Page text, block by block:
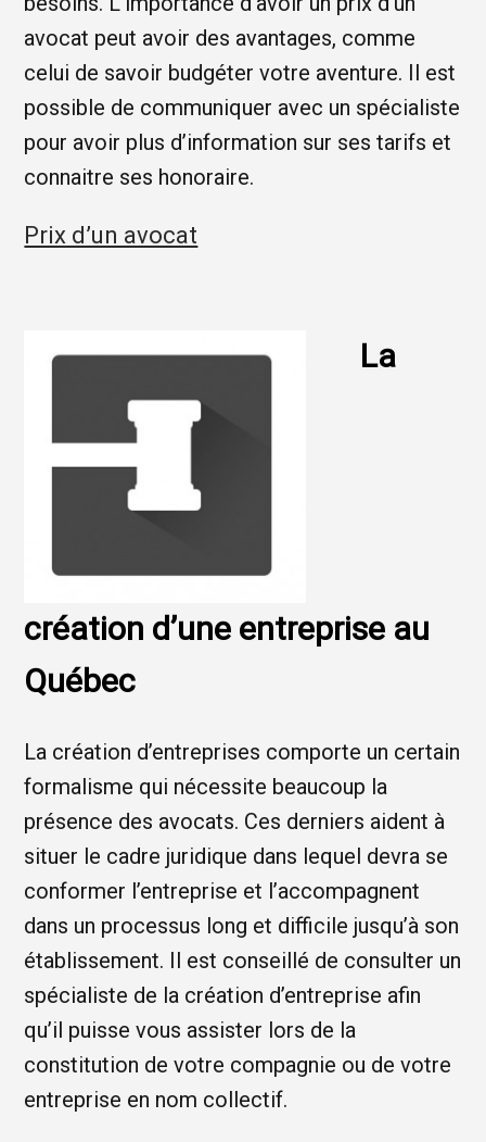
avocat peut avoir des avantages, comme
celui de savoir budgéter votre aventure. Il est
possible de communiquer avec un spécialiste
pour avoir plus d’information sur ses tarifs et
connaitre ses honoraire.
Prix d’un avocat
La
création d’une entreprise au
Québec
La création d’entreprises comporte un certain
formalisme qui nécessite beaucoup la
présence des avocats. Ces derniers aident à
situer le cadre juridique dans lequel devra se
conformer l’entreprise et l’accompagnent
dans un processus long et difficile jusqu’à son
établissement. Il est conseillé de consulter un
spécialiste de la création d’entreprise afin
qu’il puisse vous assister lors de la
constitution de votre compagnie ou de votre
entreprise en nom collectif.